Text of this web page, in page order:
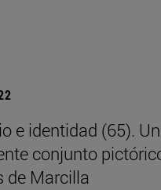
e identidad (65). Un
conjunto
de Marcilla